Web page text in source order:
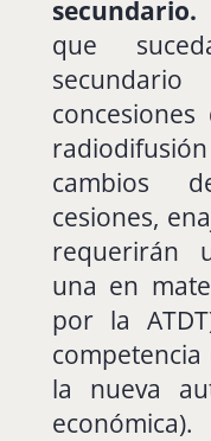
secundario.
que
concesiones
cambios
cesiones,
requerirán
una en
por la
competencia
la nueva
económica).